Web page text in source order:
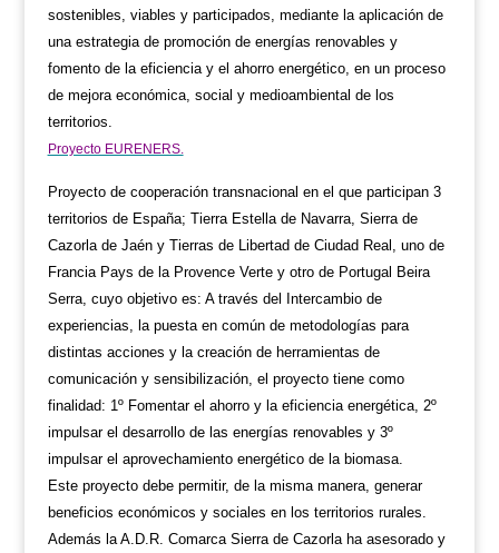
sostenibles, viables y participados, mediante la aplicación de
una estrategia de promoción de energías renovables y
fomento de la eficiencia y el ahorro energético, en un proceso
de mejora económica, social y medioambiental de los
territorios.
Proyecto EURENERS.
Proyecto de cooperación transnacional en el que participan 3
territorios de España; Tierra Estella de Navarra, Sierra de
Cazorla de Jaén y Tierras de Libertad de Ciudad Real, uno de
Francia Pays de la Provence Verte y otro de Portugal Beira
Serra, cuyo objetivo es: A través del Intercambio de
experiencias, la puesta en común de metodologías para
distintas acciones y la creación de herramientas de
comunicación y sensibilización, el proyecto tiene como
finalidad: 1º Fomentar el ahorro y la eficiencia energética, 2º
impulsar el desarrollo de las energías renovables y 3º
impulsar el aprovechamiento energético de la biomasa.
Este proyecto debe permitir, de la misma manera, generar
beneficios económicos y sociales en los territorios rurales.
Además la A.D.R. Comarca Sierra de Cazorla ha asesorado y